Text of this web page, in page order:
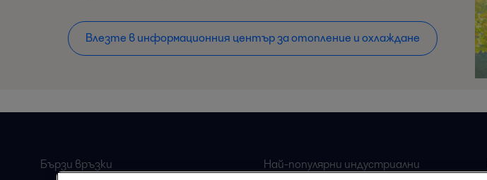
Влезте в информационния център за отопление и охлаждане
Бързи връзки
Най-популярни индустриални